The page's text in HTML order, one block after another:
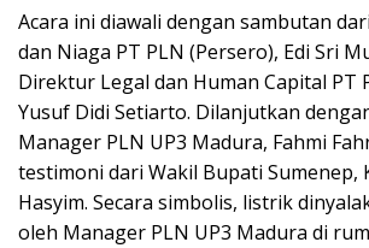
Acara ini diawali dengan sambutan
dan Niaga PT PLN (Persero), Edi Sri
Direktur Legal dan Human Capital PT
Yusuf Didi Setiarto. Dilanjutkan
Manager PLN UP3 Madura, Fahmi
testimoni dari Wakil Bupati Sumenep,
Hasyim. Secara simbolis, listrik
oleh Manager PLN UP3 Madura di